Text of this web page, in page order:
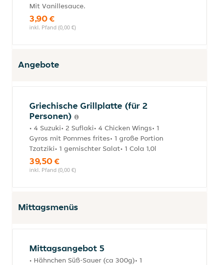
Mit Vanillesauce.
3,90 €
inkl. Pfand (0,00 €)
Angebote
Griechische Grillplatte (für 2
Personen)
• 4 Suzuki• 2 Suflaki• 4 Chicken Wings• 1
Gyros mit Pommes frites• 1 große Portion
Tzatziki• 1 gemischter Salat• 1 Cola 1,0l
39,50 €
inkl. Pfand (0,00 €)
Mittagsmenüs
Mittagsangebot 5
• Hähnchen Süß-Sauer (ca 300g)• 1